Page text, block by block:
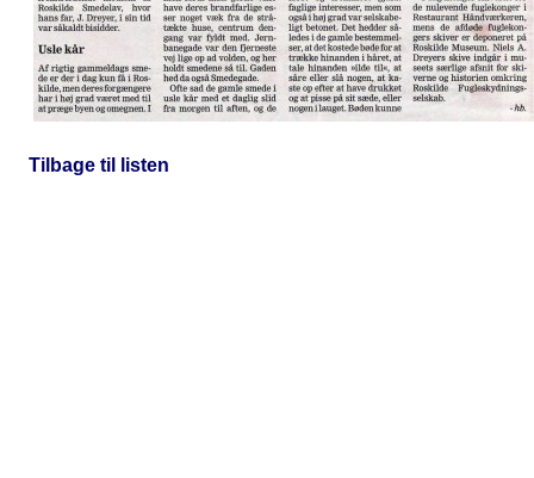
Tilbage til listen